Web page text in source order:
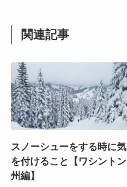
関連記事
スノーシューをする時に気
を付けること【ワシントン
州編】